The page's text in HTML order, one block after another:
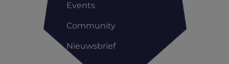
Events
Community
Nieuwsbrief